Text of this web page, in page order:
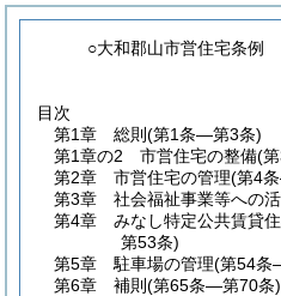
○大和郡山市営住宅条例
目次
第1章
総則 (第1条―第3条)
第1章の2
市営住宅の整備(
第2章
市営住宅の管理(第4
第3章
社会福祉事業等への
第4章
みなし特定公共賃貸
第53条)
第5章
駐車場の管理(第54条
第6章
補則 (第65条―第70条)